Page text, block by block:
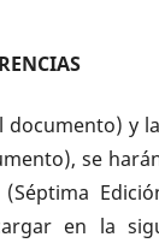
documento) y
se
(Séptima
en la